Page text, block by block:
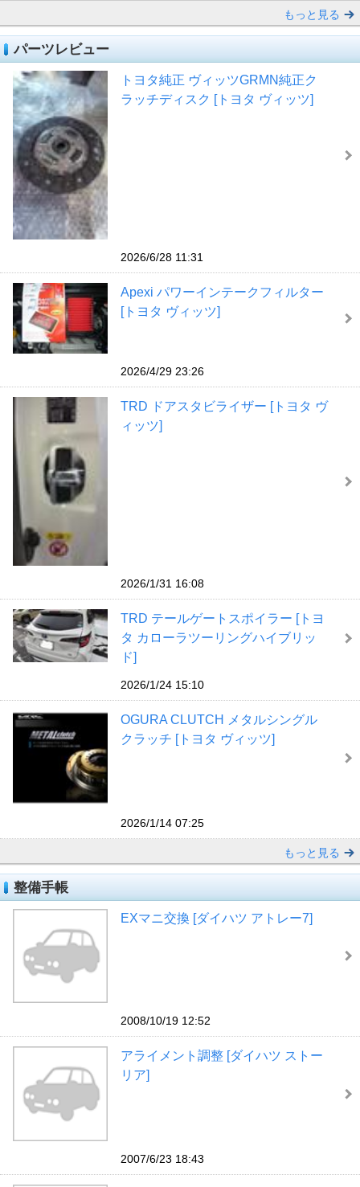
もっと見る
パーツレビュー
トヨタ純正 ヴィッツGRMN純正ク
ラッチディスク [トヨタ ヴィッツ]
2026/6/28 11:31
Apexi パワーインテークフィルター
[トヨタ ヴィッツ]
2026/4/29 23:26
TRD ドアスタビライザー [トヨタ ヴ
ィッツ]
2026/1/31 16:08
TRD テールゲートスポイラー [トヨ
タ カローラツーリングハイブリッ
ド]
2026/1/24 15:10
OGURA CLUTCH メタルシングル
クラッチ [トヨタ ヴィッツ]
2026/1/14 07:25
もっと見る
整備手帳
EXマニ交換 [ダイハツ アトレー7]
2008/10/19 12:52
アライメント調整 [ダイハツ ストー
リア]
2007/6/23 18:43